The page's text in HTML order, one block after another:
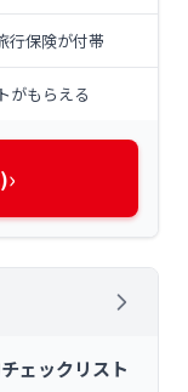
行保険が付帯
がもらえる
›
ェックリスト